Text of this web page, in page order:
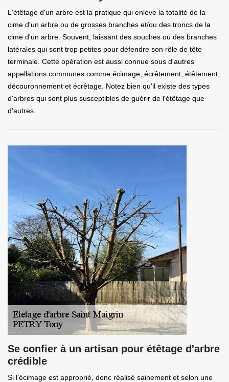
L'étêtage d'un arbre est la pratique qui enlève la totalité de la
cime d'un arbre ou de grosses branches et/ou des troncs de la
cime d'un arbre. Souvent, laissant des souches ou des branches
latérales qui sont trop petites pour défendre son rôle de tête
terminale. Cette opération est aussi connue sous d'autres
appellations communes comme écimage, écrêtement, étêtement,
découronnement et écrêtage. Notez bien qu’il existe des types
d'arbres qui sont plus susceptibles de guérir de l'étêtage que
d'autres.
Se confier à un artisan pour étêtage d'arbre
crédible
Si l’écimage est approprié, donc réalisé sainement et selon une